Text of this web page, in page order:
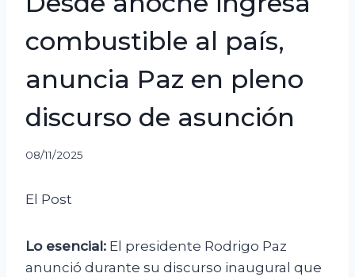
combustible al país,
anuncia Paz en pleno
discurso de asunción
08/11/2025
El Post
Lo esencial: El presidente Rodrigo Paz
anunció durante su discurso inaugural que